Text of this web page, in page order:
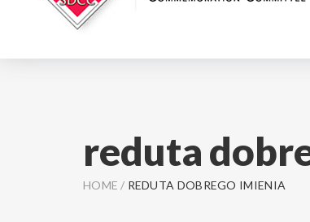
reduta
HOME / REDUTA DOBREGO IMIENIA